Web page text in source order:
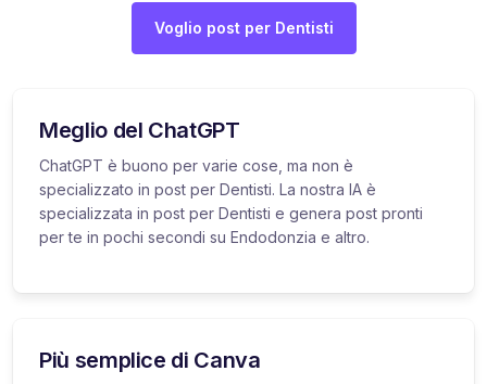
Voglio post per Dentisti
Meglio del ChatGPT
ChatGPT è buono per varie cose, ma non è
specializzato in post per Dentisti. La nostra IA è
specializzata in post per Dentisti e genera post pronti
per te in pochi secondi su Endodonzia e altro.
Più semplice di Canva